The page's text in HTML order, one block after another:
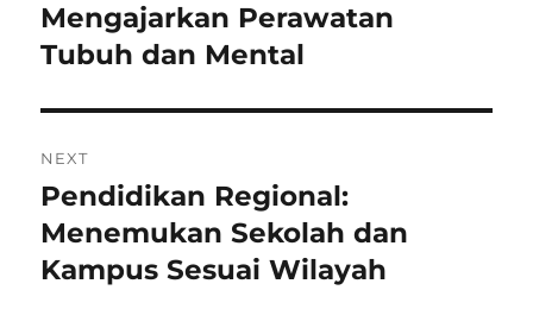
post:
Mengajarkan Perawatan
Tubuh dan Mental
NEXT
Next
post:
Pendidikan Regional:
Menemukan Sekolah dan
Kampus Sesuai Wilayah